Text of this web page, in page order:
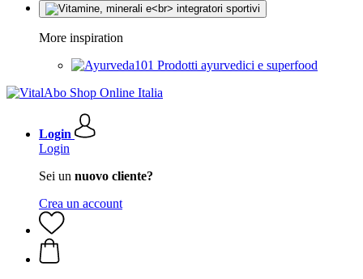
More inspiration
Prodotti ayurvedici e superfood
Login
Login
Sei un nuovo cliente?
Crea un account